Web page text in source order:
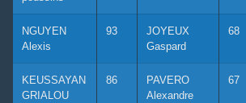
NGUYEN
Alexis
93
JOYEUX
Gaspard
68
KEUSSAYAN
GRIALOU
86
PAVERO
Alexandre
67